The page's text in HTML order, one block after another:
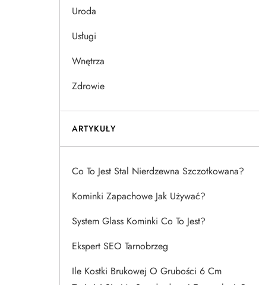
Uroda
Usługi
Wnętrza
Zdrowie
ARTYKUŁY
Co To Jest Stal Nierdzewna Szczotkowana?
Kominki Zapachowe Jak Używać?
System Glass Kominki Co To Jest?
Ekspert SEO Tarnobrzeg
Ile Kostki Brukowej O Grubości 6 Cm